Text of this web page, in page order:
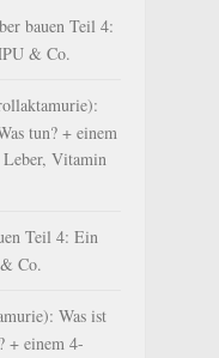
bauen Teil 4:
& Co.
tun? + einem
Vitamin
Teil 4: Ein
Co.
Was ist
+ einem 4-